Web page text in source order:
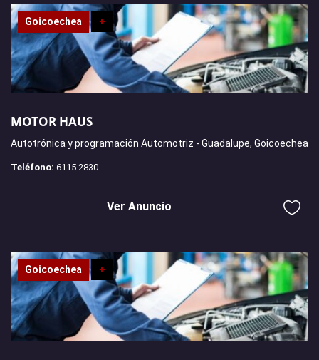
Goicoechea +
MOTOR HAUS
Autotrónica y programación Automotriz - Guadalupe, Goicoechea
Teléfono: 6115 2830
Ver Anuncio
Goicoechea +